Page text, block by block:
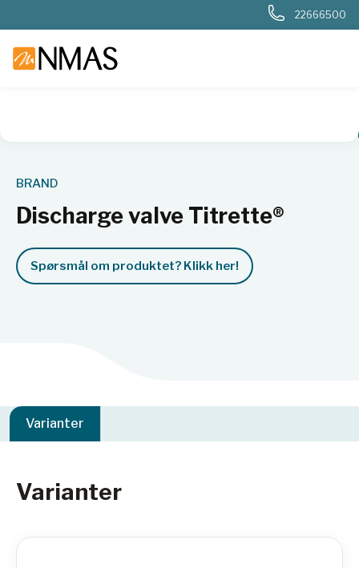
22666500
Discharge valve
BRAND
Discharge valve Titrette®
Spørsmål om produktet? Klikk her!
Varianter
Varianter